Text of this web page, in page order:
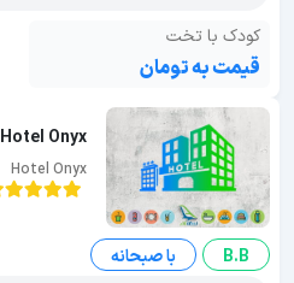
کودک با تخت
قیمت به تومان
Hotel Onyx
Hotel Onyx
B.B
با صبحانه